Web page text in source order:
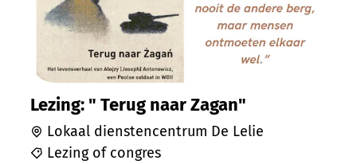
Lezing: " Terug naar Zagan"
Lokaal dienstencentrum De Lelie
Lezing of congres